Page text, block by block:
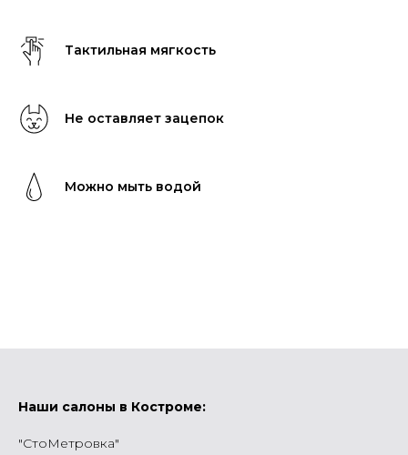
Тактильная мягкость
Не оставляет зацепок
Можно мыть водой
Наши салоны в Костроме:
"СтоМетровка"